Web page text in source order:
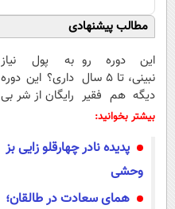
مطالب پیشنهادی
این دوره رو
نبینی، تا 5 سال
دیگه هم فقیر
می‌مونی! همین
کن
به پول نیاز
داری؟ این دوره
رایگان از شر بی
بیشتر بخوانید:
پدیده نادر چهارقلو زایی بز
وحشی
همای سعادت در طالقان؛